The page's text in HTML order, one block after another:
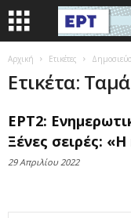
Αρχική Ετικέτες
Ετικέτα:
ΕΡΤ2:
Ξένες σειρές:
29 Απριλίου 2022